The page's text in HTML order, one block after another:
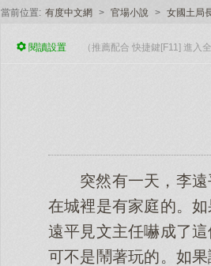
當前位置: 有度中文網 > 官場小說 > 女國土局
閱讀設置 （推薦配合 快捷鍵[F11] 進入
突然有一天，李
在城裡是有家庭的。
遠平見文主任嚇成了
可不是鬧著玩的。如